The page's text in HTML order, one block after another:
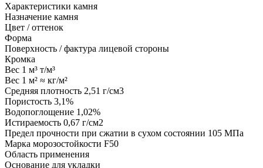
Характеристики камня
Назначение камня
Цвет / оттенок
Форма
Поверхность / фактура лицевой стороны
Кромка
Вес 1 м³ т/м³
Вес 1 м² ≈ кг/м²
Средняя плотность 2,51 г/см3
Пористость 3,1%
Водопоглощение 1,02%
Истираемость 0,67 г/см2
Предел прочности при сжатии в сухом состоянии 105 МПа
Марка морозостойкости F50
Область применения
Основание для укладки